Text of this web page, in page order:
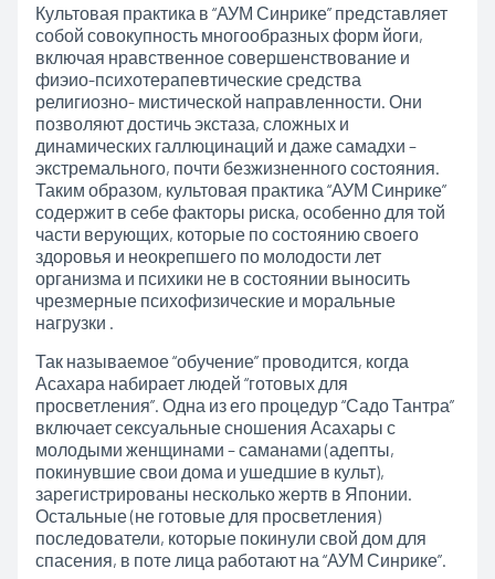
Культовая практика в “АУМ Синрике” представляет
собой совокупность многообразных форм йоги,
включая нравственное совершенствование и
фиэио-психотерапевтические средства
религиозно- мистической направленности. Они
позволяют достичь экстаза, сложных и
динамических галлюцинаций и даже самадхи –
экстремального, почти безжизненного состояния.
Таким образом, культовая практика “АУМ Синрике”
содержит в себе факторы риска, особенно для той
части верующих, которые по состоянию своего
здоровья и неокрепшего по молодости лет
организма и психики не в состоянии выносить
чрезмерные психофизические и моральные
нагрузки .
Так называемое “обучение” проводится, когда
Асахара набирает людей “готовых для
просветления”. Одна из его процедур “Садо Тантра”
включает сексуальные сношения Асахары с
молодыми женщинами – саманами (адепты,
покинувшие свои дома и ушедшие в культ),
зарегистрированы несколько жертв в Японии.
Остальные (не готовые для просветления)
последователи, которые покинули свой дом для
спасения, в поте лица работают на “АУМ Синрике”.